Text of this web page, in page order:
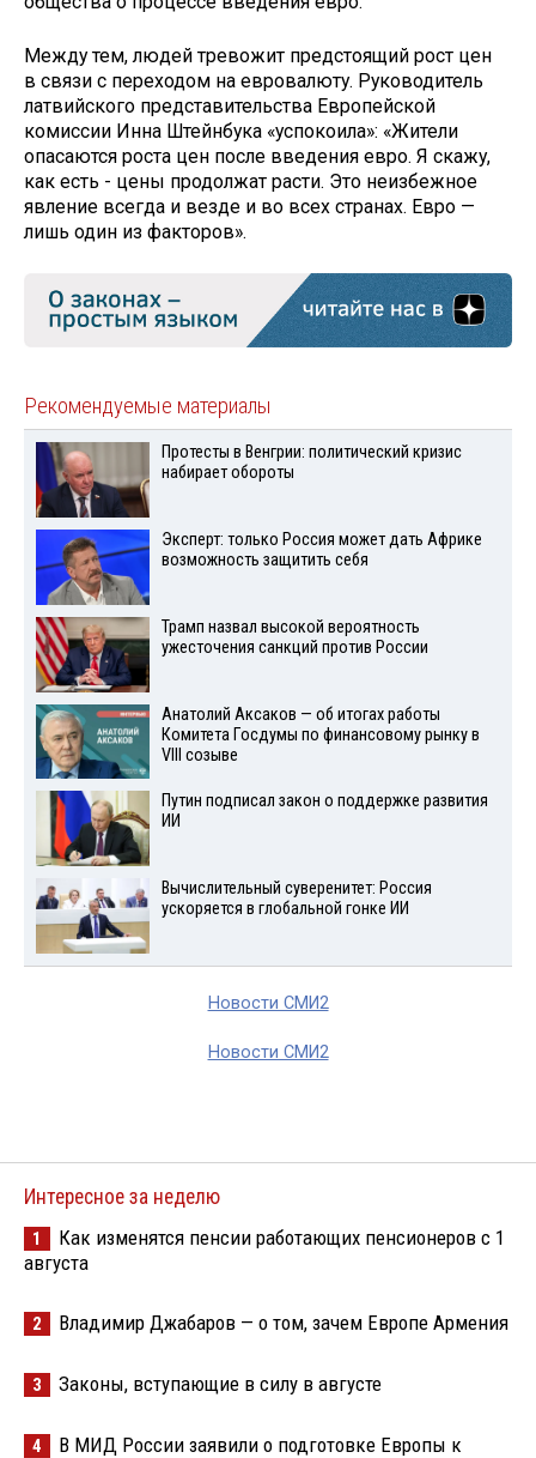
Между тем, людей тревожит предстоящий рост цен
в связи с переходом на евровалюту. Руководитель
латвийского представительства Европейской
комиссии Инна Штейнбука «успокоила»: «Жители
опасаются роста цен после введения евро. Я скажу,
как есть - цены продолжат расти. Это неизбежное
явление всегда и везде и во всех странах. Евро —
лишь один из факторов».
Рекомендуемые материалы
Протесты в Венгрии: политический кризис
набирает обороты
Эксперт: только Россия может дать Африке
возможность защитить себя
Трамп назвал высокой вероятность
ужесточения санкций против России
Анатолий Аксаков — об итогах работы
Комитета Госдумы по финансовому рынку в
VIII созыве
Путин подписал закон о поддержке развития
ИИ
Вычислительный суверенитет: Россия
ускоряется в глобальной гонке ИИ
Новости СМИ2
Новости СМИ2
Интересное за неделю
1
Как изменятся пенсии работающих пенсионеров с 1
августа
2 Владимир Джабаров — о том, зачем Европе Армения
3 Законы, вступающие в силу в августе
4
В МИД России заявили о подготовке Европы к